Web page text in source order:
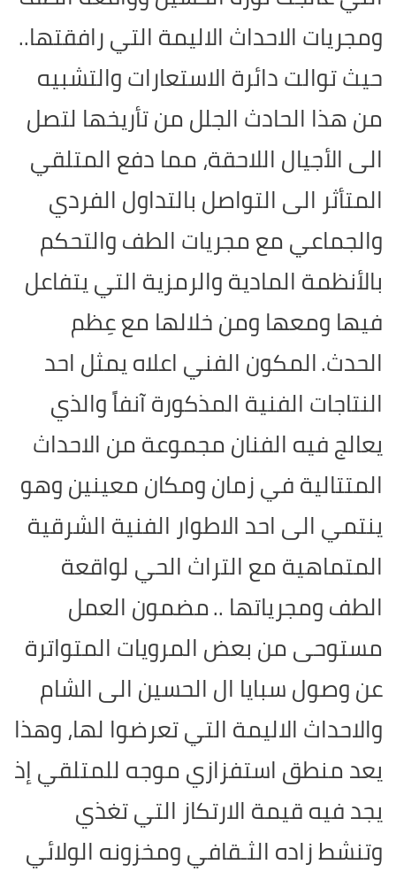
ومجريات الاحداث الاليمة التي رافقتها..
حيث توالت دائرة الاستعارات والتشبيه
من هذا الحادث الجلل من تأريخها لتصل
الى الأجيال اللاحقة، مما دفع المتلقي
المتأثر الى التواصل بالتداول الفردي
والجماعي مع مجريات الطف والتحكم
بالأنظمة المادية والرمزية التي يتفاعل
فيها ومعها ومن خلالها مع عِظم
الحدث.المكون الفني اعلاه يمثل احد
النتاجات الفنية المذكورة آنفاً والذي
يعالج فيه الفنان مجموعة من الاحداث
المتتالية في زمان ومكان معينين وهو
ينتمي الى احد الاطوار الفنية الشرقية
المتماهية مع التراث الحي لواقعة
الطف ومجرياتها ..مضمون العمل
مستوحى من بعض المرويات المتواترة
عن وصول سبايا ال الحسين الى الشام
والاحداث الاليمة التي تعرضوا لها، وهذا
يعد منطق استفزازي موجه للمتلقي إذ
يجد فيه قيمة الارتكاز التي تغذي
وتنشط زاده الثـقافي ومخزونه الولائي